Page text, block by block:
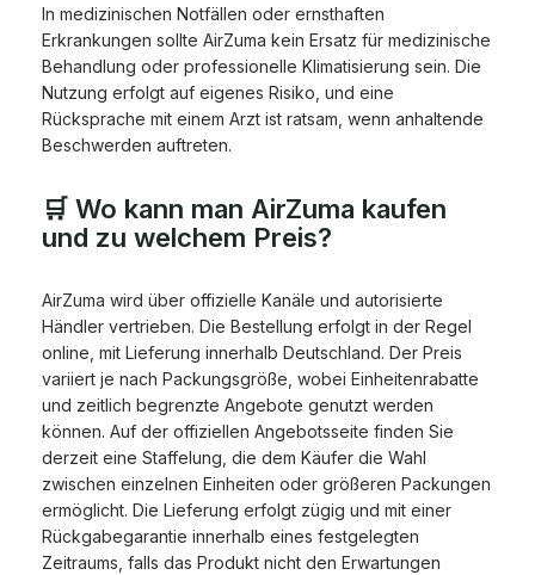
In medizinischen Notfällen oder ernsthaften
Erkrankungen sollte AirZuma kein Ersatz für medizinische
Behandlung oder professionelle Klimatisierung sein. Die
Nutzung erfolgt auf eigenes Risiko, und eine
Rücksprache mit einem Arzt ist ratsam, wenn anhaltende
Beschwerden auftreten.
🛒 Wo kann man AirZuma kaufen
und zu welchem Preis?
AirZuma wird über offizielle Kanäle und autorisierte
Händler vertrieben. Die Bestellung erfolgt in der Regel
online, mit Lieferung innerhalb Deutschland. Der Preis
variiert je nach Packungsgröße, wobei Einheitenrabatte
und zeitlich begrenzte Angebote genutzt werden
können. Auf der offiziellen Angebotsseite finden Sie
derzeit eine Staffelung, die dem Käufer die Wahl
zwischen einzelnen Einheiten oder größeren Packungen
ermöglicht. Die Lieferung erfolgt zügig und mit einer
Rückgabegarantie innerhalb eines festgelegten
Zeitraums, falls das Produkt nicht den Erwartungen